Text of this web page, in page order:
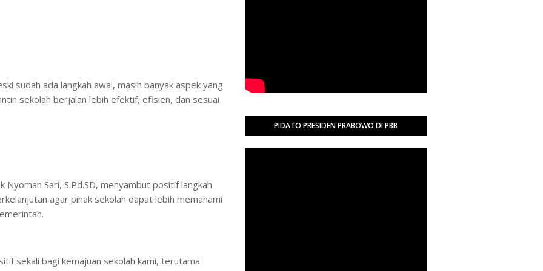
sudah ada langkah awal, masih banyak aspek yang
sekolah berjalan lebih efektif, efisien, dan sesuai
Nyoman Sari, S.Pd.SD, menyambut positif langkah
agar pihak sekolah dapat lebih memahami
sekali bagi kemajuan sekolah kami, terutama
PIDATO PRESIDEN PRABOWO DI PBB